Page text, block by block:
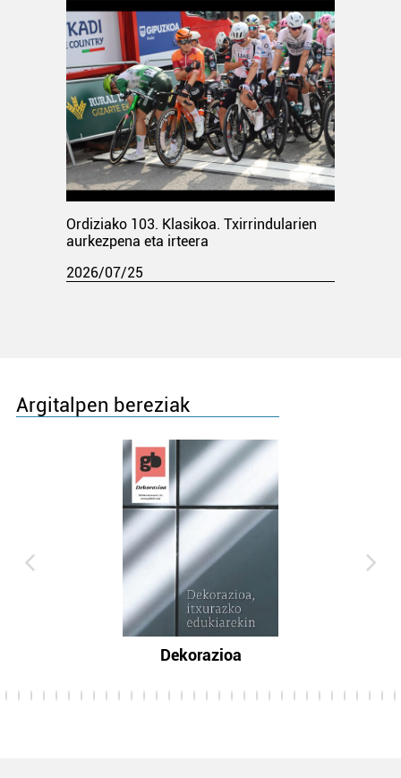
Ordiziako 103. Klasikoa. Txirrindularien
aurkezpena eta irteera
2026/07/25
Argitalpen bereziak
Dekorazioa